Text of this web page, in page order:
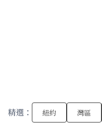
精選： 紐約 灣區